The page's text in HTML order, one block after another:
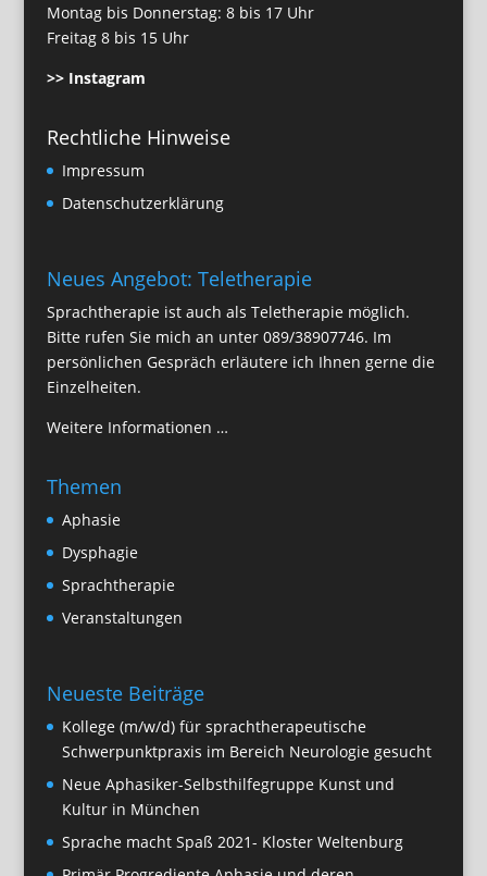
Montag bis Donnerstag: 8 bis 17 Uhr
Freitag 8 bis 15 Uhr
>> Instagram
Rechtliche Hinweise
Impressum
Datenschutzerklärung
Neues Angebot: Teletherapie
Sprachtherapie ist auch als Teletherapie möglich.
Bitte rufen Sie mich an unter 089/38907746. Im
persönlichen Gespräch erläutere ich Ihnen gerne die
Einzelheiten.
Weitere Informationen …
Themen
Aphasie
Dysphagie
Sprachtherapie
Veranstaltungen
Neueste Beiträge
Kollege (m/w/d) für sprachtherapeutische
Schwerpunktpraxis im Bereich Neurologie gesucht
Neue Aphasiker-Selbsthilfegruppe Kunst und
Kultur in München
Sprache macht Spaß 2021- Kloster Weltenburg